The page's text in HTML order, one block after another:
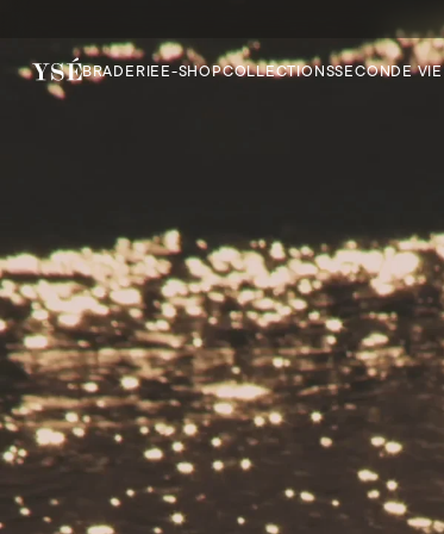
BRADERIEE-SHOPCOLLECTIONSSECONDE VIE